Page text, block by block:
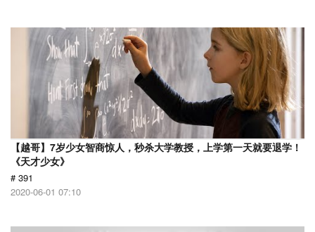
【越哥】7岁少女智商惊人，秒杀大学教授，上学第一天就要退学！
《天才少女》
# 391
2020-06-01 07:10